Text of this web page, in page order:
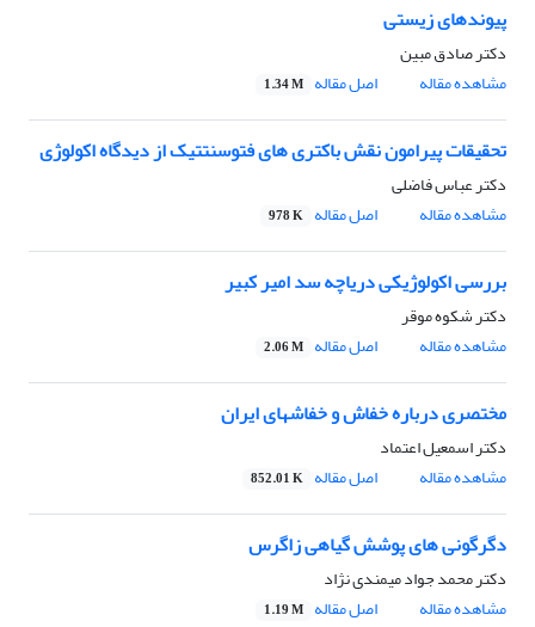
پیوندهای زیستی
دکتر صادق مبین
مشاهده مقاله
اصل مقاله 1.34 M
تحقیقات پیرامون نقش باکتری های فتوسنتتیک از دیدگاه اکولوژی
دکتر عباس فاضلی
مشاهده مقاله
اصل مقاله 978 K
بررسی اکولوژیکی دریاچه سد امیر کبیر
دکتر شکوه موقر
مشاهده مقاله
اصل مقاله 2.06 M
مختصری درباره خفاش و خفاشهای ایران
دکتر اسمعیل اعتماد
مشاهده مقاله
اصل مقاله 852.01 K
دگرگونی های پوشش گیاهی زاگرس
دکتر محمد جواد میمندی نژاد
مشاهده مقاله
اصل مقاله 1.19 M